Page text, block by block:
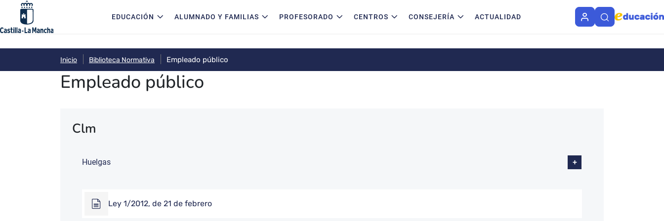
Pasar al contenido principalNavegación principal
EDUCACIÓN ALUMNADO Y FAMILIAS PROFESORADO CENTROS CONSEJERÍA ACTUALIDAD
Inicio Biblioteca Normativa Empleado público
Empleado público
Clm
Huelgas
Ley 1/2012, de 21 de febrero